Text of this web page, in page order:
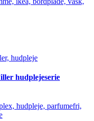
hudplejeserie